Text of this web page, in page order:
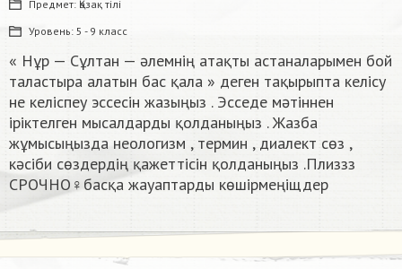
Предмет: Қазақ тiлi
Уровень: 5 - 9 класс
« Нұр — Сұлтан — әлемнің атақты астаналарымен бой
таластыра алатын бас қала » деген тақырыпта келісу
не келіспеу эссесін жазыңыз . Эсседе мәтіннен
іріктелген мысалдарды қолданыңыз . Жазба
жұмысыңызда неологизм , термин , диалект сөз ,
кәсіби сөздердің қажеттісін қолданыңыз .Плиззз
СРОЧНО‍♀️басқа жауаптарды көшірмеңіщдер​